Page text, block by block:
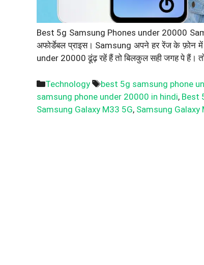
Best 5g Samsung Phones under 20000
अफोर्डेबल प्राइस। Samsung अपने हर रेंज के फ़ोन
under 20000 ढूंढ़ रहें हैं तो बिलकुल सही जगह पे हैं।
Categories
Technology Tags
best 5g samsung phone
samsung phone under 20000 in hindi, Best
Samsung Galaxy M33 5G, Samsung Galaxy